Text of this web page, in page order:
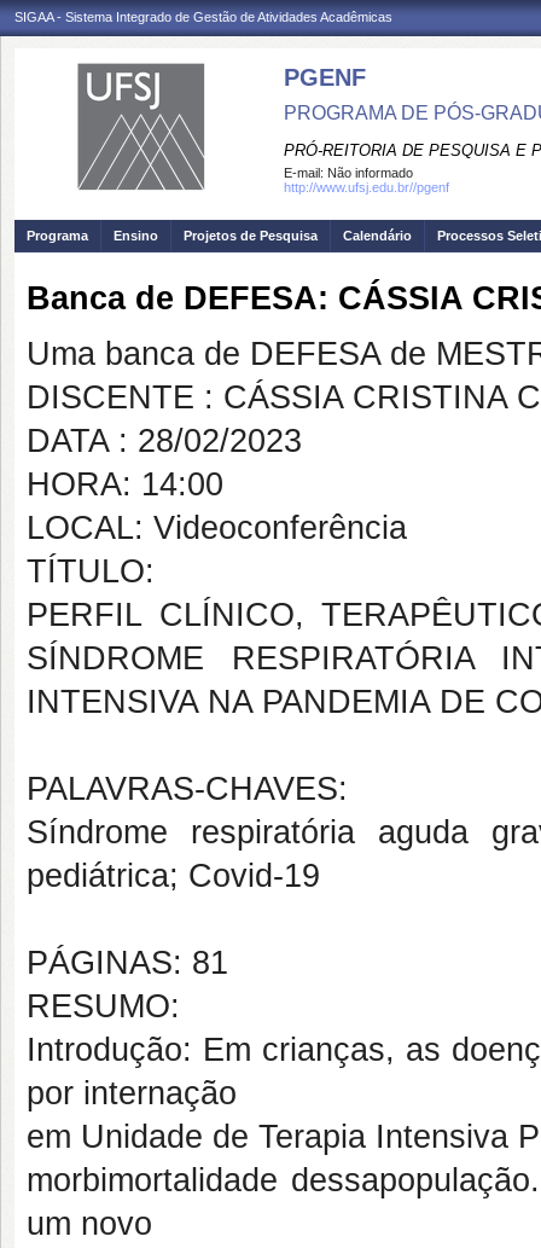
SIGAA - Sistema Integrado de Gestão de Atividades Acadêmicas
PGENF
PROGRAMA DE PÓS-
PRÓ-REITORIA DE PESQUISA E
E-mail: Não informado
http://www.ufsj.edu.br//pgenf
Programa Ensino Projetos de Pesquisa Calendário Processos
Banca de DEFESA: CÁSSIA
Uma banca de DEFESA de
DISCENTE : CÁSSIA CRISTINA
DATA : 28/02/2023
HORA: 14:00
LOCAL: Videoconferência
TÍTULO:
PERFIL CLÍNICO,
SÍNDROME RESPIRATÓRIA
INTENSIVA NA PANDEMIA DE
PALAVRAS-CHAVES:
Síndrome respiratória aguda
pediátrica; Covid-19
PÁGINAS: 81
RESUMO:
Introdução: Em crianças, as
por internação
em Unidade de Terapia Intensiva
morbimortalidade
um novo